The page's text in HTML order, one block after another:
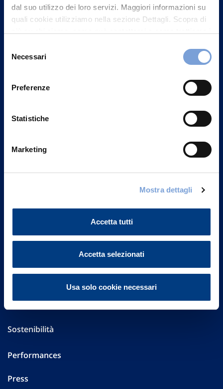
dal suo utilizzo dei loro servizi. Maggiori informazioni su
quali cookie utilizziamo nella sezione Dettagli. Scopra di
può trovare nel footer del sito nella sezione "Informativa
delNecessari
Preferenze
Statistiche
Marketing
Mostra dettagli
Accetta tutti
Accetta selezionati
Usa solo cookie necessari
Contattaci
Vittoria Assicurazioni S.p.A.
Part. IVA 01329510158
FAQ
Investor Relations
Sostenibilità
Performances
Press